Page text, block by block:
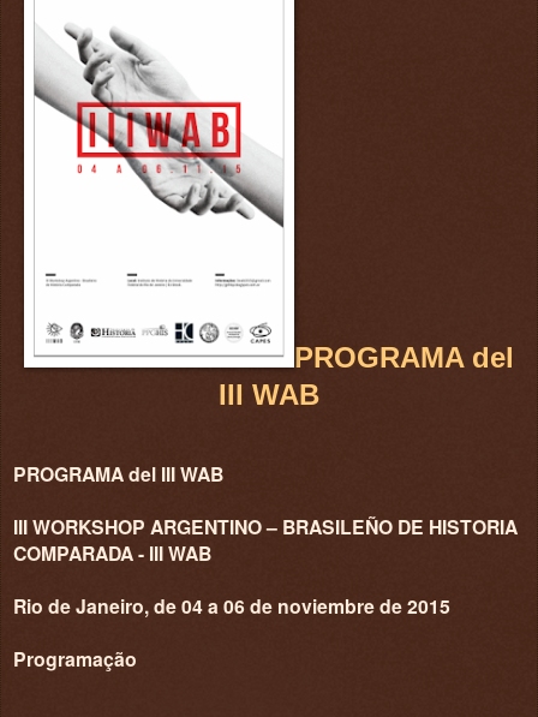
PROGRAMA del
III WAB
PROGRAMA del III WAB
III WORKSHOP ARGENTINO – BRASILEÑO DE HISTORIA
COMPARADA - III WAB
Rio de Janeiro, de 04 a 06 de noviembre de 2015
Programação